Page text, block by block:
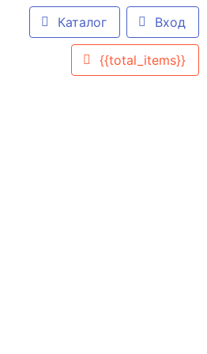
Каталог Вход
{{total_items}}